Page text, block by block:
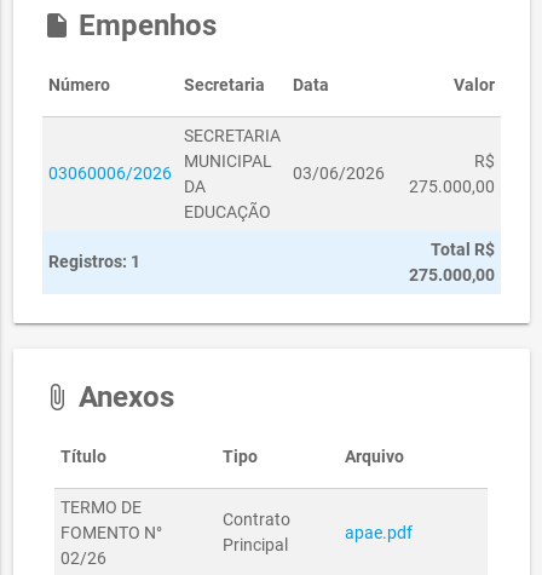
insert_drive_file Empenhos
Número Secretaria Data Valor
03060006/2026
SECRETARIA
MUNICIPAL
DA
EDUCAÇÃO
03/06/2026
R$
275.000,00
Registros: 1
Total R$
275.000,00
attach_file Anexos
Título Tipo Arquivo
TERMO DE
FOMENTO N°
02/26
Contrato
Principal
apae.pdf